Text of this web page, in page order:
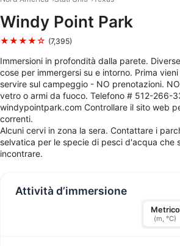
Windy Point Park
★★★★☆ (7,395)
Immersioni in profondità dalla parete.
cose per immergersi su e intorno. Prima
servire sul campeggio - NO prenotazioni.
vetro o armi da fuoco. Telefono # 512-266-
windypointpark.com Controllare il sito web
correnti.
Alcuni cervi in zona la sera. Contattare i
selvatica per le specie di pesci d'acqua che
incontrare.
Attività d’immersione
Metrico
(m, °C)